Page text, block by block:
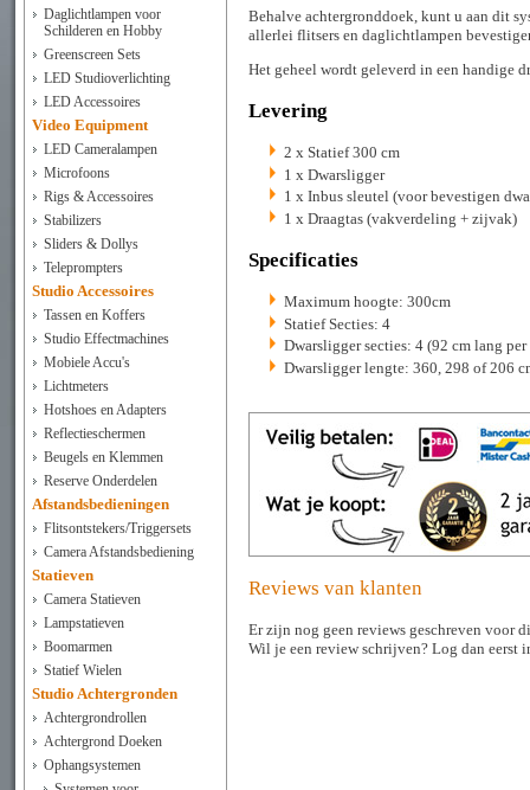
Daglichtlampen voor
Schilderen en Hobby
Greenscreen Sets
LED Studioverlichting
LED Accessoires
Video Equipment
LED Cameralampen
Microfoons
Rigs & Accessoires
Stabilizers
Sliders & Dollys
Teleprompters
Studio Accessoires
Tassen en Koffers
Studio Effectmachines
Mobiele Accu's
Lichtmeters
Hotshoes en Adapters
Reflectieschermen
Beugels en Klemmen
Reserve Onderdelen
Afstandsbedieningen
Flitsontstekers/Triggersets
Camera Afstandsbediening
Statieven
Camera Statieven
Lampstatieven
Boomarmen
Statief Wielen
Studio Achtergronden
Achtergrondrollen
Achtergrond Doeken
Ophangsystemen
Behalve achtergronddoek, kunt u aan dit
allerlei flitsers en daglichtlampen
Het geheel wordt geleverd in een handige
Levering
2 x Statief 300 cm
1 x Dwarsligger
1 x Inbus sleutel (voor bevestigen
1 x Draagtas (vakverdeling + zijvak)
Specificaties
Maximum hoogte: 300cm
Statief Secties: 4
Dwarsligger secties: 4 (92 cm lang
Dwarsligger lengte: 360, 298 of 206
Reviews van klanten
Er zijn nog geen reviews geschreven voor
Wil je een review schrijven? Log dan eerst